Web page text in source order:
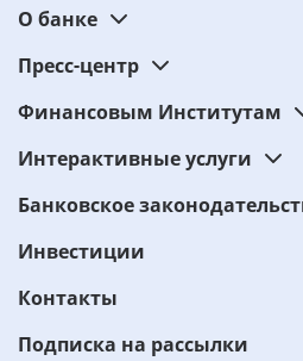
О банке
Пресс-центр
Финансовым Институтам
Интерактивные услуги
Банковское
Инвестиции
Контакты
Подписка на рассылки